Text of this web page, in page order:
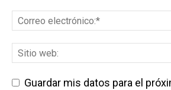
Guardar mis datos para el